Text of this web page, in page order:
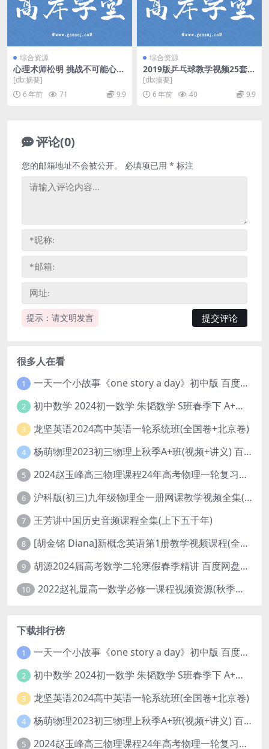
综合资源
心理术师松明 挑战不可能心理
控制（完结）mp3音频 百度
网盘
[db:摘要]
6 年前
71 9.9
综合资源
2019版乒乓球教学视频25套自
学乒乓球教程（超清打包）百
度网盘
[db:摘要]
6 年前
40 9.9
评论(0)
提示：请文明发言
您的邮箱地址不会被公开。 必填项已用 * 标注
很多人在看
1 一天一个小故事《one story a day》初中版 百度网盘分享下载
2 初中数学 2024初一数学 朱韬数学 S班春季下 A+班春季下 百度云网盘
3 龙坚英语2024高中英语一轮系统班(全国卷+北京卷)
4 杨萌物理2023初三物理上秋季A+班(视频+讲义) 百度网盘分享
5 2024赵玉峰高三物理课程24年高考物理一轮复习网课教程
6 沪科版(初三)九年级物理全一册网课教学视频全集(录播版 杜春雨 66讲)
7 王芳讲中国历史音频课程全集(上下五千年)
8 [胡金铭 Diana]新概念英语第1册教学视频课程(全集 百度网盘下载)
9 胡源2024届高考数学二轮寒假春季精讲 百度网盘分享
10 2022赵礼显高一数学必修一课程视频资源(秋季班 含讲义)百度网盘云
下载排行榜
1 一天一个小故事《one story a day》初中版 百度网盘分享下载
2 初中数学 2024初一数学 朱韬数学 S班春季下 A+班春季下 百度云网盘
3 龙坚英语2024高中英语一轮系统班(全国卷+北京卷)
4 杨萌物理2023初三物理上秋季A+班(视频+讲义) 百度网盘分享
5 2024赵玉峰高三物理课程24年高考物理一轮复习网课教程